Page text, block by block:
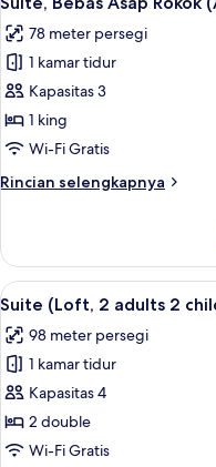
(Tatami,4
adults
children
under
12yr)
semua
foto
untuk
Suite,
Bebas
Asap
(Ace,
child
under
12yr)
78 meter persegi
1 kamar tidur
Kapasitas 3
1 king
Wi-Fi Gratis
Rincian selengkapnya
Rincian
Suite,
Bebas
Asap
(Ace,
2
child
under
12yr)
Lihat
semua
foto
untuk
Suite
(Loft,
2
8
Suite (Loft, 2 adults 2
98 meter persegi
1 kamar tidur
Kapasitas 4
2 double
Wi-Fi Gratis